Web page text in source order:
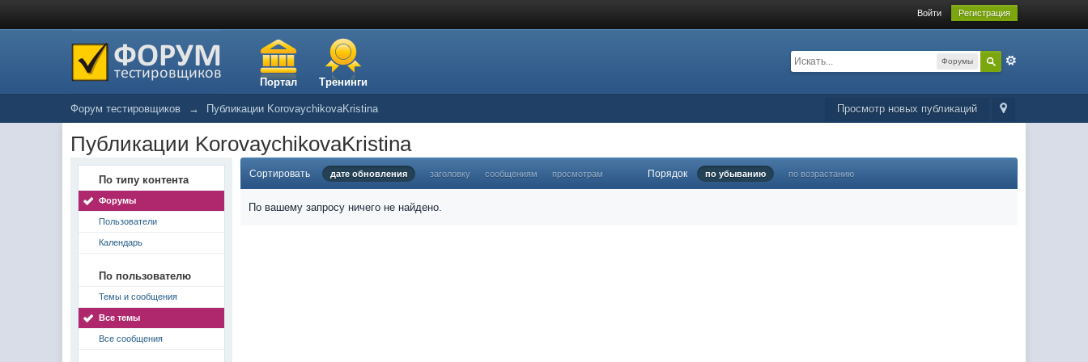
Войти Регистрация
Портал Тренинги
Форумы
Просмотр новых публикаций
Форум тестировщиков → Публикации KorovaychikovaKristina
Публикации KorovaychikovaKristina
По типу контента
Форумы
Пользователи
Календарь
По пользователю
Темы и сообщения
Все темы
Все сообщения
Сортировать дате обновления заголовку сообщениям просмотрам Порядок по убыванию по возрастанию
По вашему запросу ничего не найдено.